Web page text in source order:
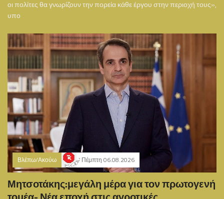
οι πολίτες θα γνωρίζουν την πορεία κάθε έργου στην περιοχή τους»,
υπο
Βλέπω/Ακούω Πέμπτη 06.08.2026
Μητσοτάκης:μεγάλη μέρα για τον πρωτογενή